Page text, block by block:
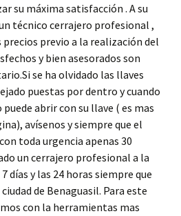
su máxima satisfacción . A su
técnico cerrajero profesional ,
previo a la realización del
y bien asesorados son
se ha olvidado las llaves
puestas por dentro y cuando
abrir con su llave ( es mas
avísenos y siempre que el
toda urgencia apenas 30
un cerrajero profesional a la
días y las 24 horas siempre que
de Benaguasil. Para este
con la herramientas mas